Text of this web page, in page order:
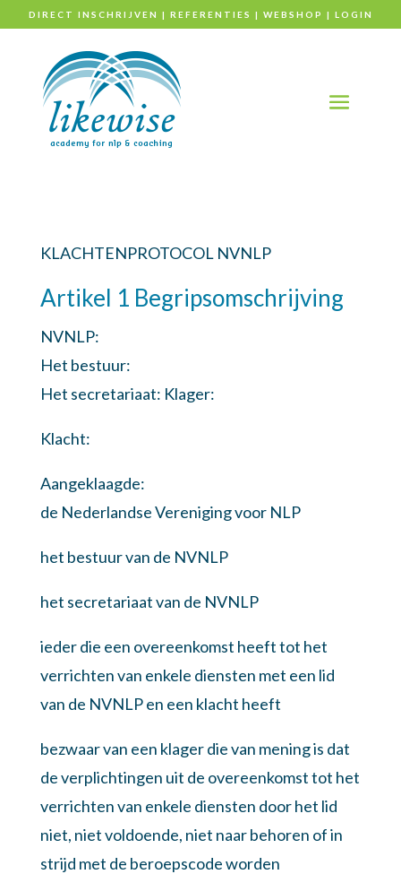
DIRECT INSCHRIJVEN | REFERENTIES | WEBSHOP | LOGIN
KLACHTENPROTOCOL NVNLP
Artikel 1 Begripsomschrijving
NVNLP:
Het bestuur:
Het secretariaat: Klager:
Klacht:
Aangeklaagde:
de Nederlandse Vereniging voor NLP
het bestuur van de NVNLP
het secretariaat van de NVNLP
ieder die een overeenkomst heeft tot het
verrichten van enkele diensten met een lid
van de NVNLP en een klacht heeft
bezwaar van een klager die van mening is dat
de verplichtingen uit de overeenkomst tot het
verrichten van enkele diensten door het lid
niet, niet voldoende, niet naar behoren of in
strijd met de beroepscode worden